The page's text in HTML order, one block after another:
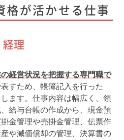
格が活かせる仕事
経理
経営状況を把握する専門職で
すため、帳簿記入を行った
ます。仕事内容は幅広く、領
給与台帳の作成から、現金預
金管理や売掛金管理、伝票作
や減価償却の管理、決算書の